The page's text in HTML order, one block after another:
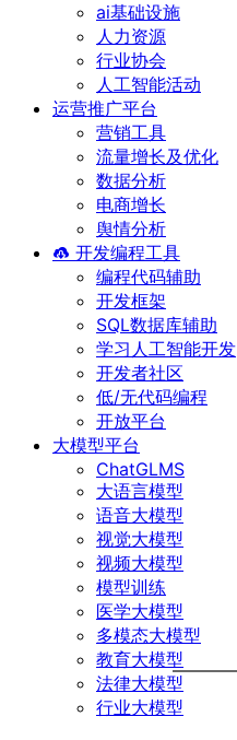
ai基础设施
人力资源
行业协会
人工智能活动
运营推广平台
营销工具
流量增长及优化
数据分析
电商增长
舆情分析
开发编程工具
编程代码辅助
开发框架
SQL数据库辅助
学习人工智能开发
开发者社区
低/无代码编程
开放平台
大模型平台
ChatGLMS
大语言模型
语音大模型
视觉大模型
视频大模型
模型训练
医学大模型
多模态大模型
教育大模型
法律大模型
行业大模型